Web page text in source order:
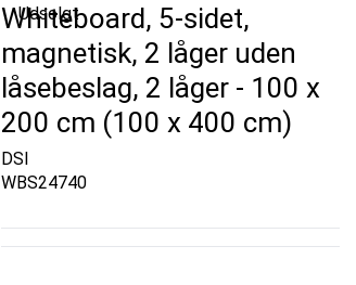
Udsolgt
Whiteboard, 5-sidet,
magnetisk, 2 låger uden
låsebeslag, 2 låger - 100 x
200 cm (100 x 400 cm)
DSI
WBS24740